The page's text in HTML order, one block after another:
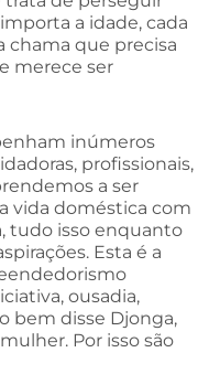
a idade, cada
que precisa
merece ser
inúmeros
profissionais,
a ser
vida doméstica com
tudo isso enquanto
Esta é a
ousadia,
bem disse Djonga,
Por isso são